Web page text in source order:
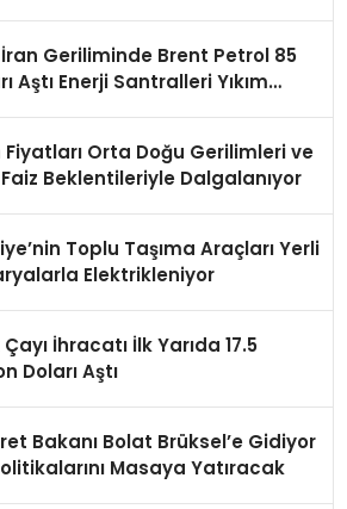
İran Geriliminde Brent Petrol 85
Aştı Enerji Santralleri Yıkım
Fiyatları Orta Doğu Gerilimleri ve
Faiz Beklentileriyle Dalgalanıyor
Toplu Taşıma Araçları Yerli
Elektrikleniyor
İhracatı İlk Yarıda 17.5
Doları Aştı
Bakanı Bolat Brüksel’e Gidiyor
Masaya Yatıracak